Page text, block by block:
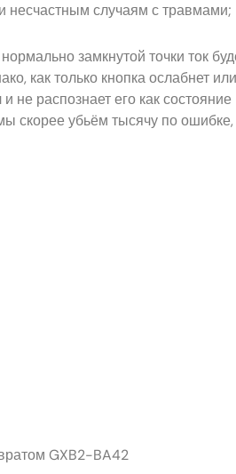
несчастным случаям с травмами;
замкнутой точки ток
как только кнопка ослабнет или
не распознает его как состояние
скорее убьём тысячу по ошибке,
GXB2-BA42